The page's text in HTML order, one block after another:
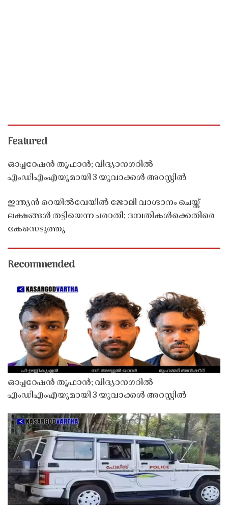
Featured
ഓപ്പറേഷൻ തൂഫാൻ; വിദ്യാനഗറിൽ
എംഡിഎംഎയുമായി 3 യുവാക്കൾ അറസ്റ്റിൽ
ഇന്ത്യൻ റെയിൽവേയിൽ ജോലി വാഗ്ദാനം ചെയ്ത്
ലക്ഷങ്ങൾ തട്ടിയെന്ന പരാതി; ദമ്പതികൾക്കെതിരെ
കേസെടുത്തു
Recommended
ഓപ്പറേഷൻ തൂഫാൻ; വിദ്യാനഗറിൽ
എംഡിഎംഎയുമായി 3 യുവാക്കൾ അറസ്റ്റിൽ